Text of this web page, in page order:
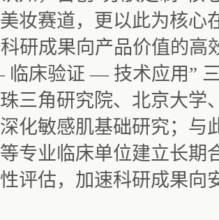
妆赛道，更以此为核心
研成果向产品价值的高
床验证 — 技术应用”
三角研究院、北京大学
化敏感肌基础研究；与
专业临床单位建立长期
评估，加速科研成果向